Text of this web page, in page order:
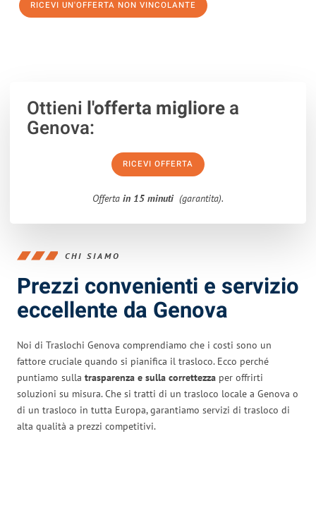
RICEVI UN'OFFERTA NON VINCOLANTE
Ottieni l'offerta migliorea
Genova:
RICEVI OFFERTA
Offerta in 15 minuti (garantita).
CHI SIAMO
Prezzi convenienti e servizio
eccellente da Genova
Noi di Traslochi Genova comprendiamo che i costi sono un
fattore cruciale quando si pianifica il trasloco. Ecco perché
puntiamo sulla trasparenza e sulla correttezza per offrirti
soluzioni su misura. Che si tratti di un trasloco locale a Genova o
di un trasloco in tutta Europa, garantiamo servizi di trasloco di
alta qualità a prezzi competitivi.